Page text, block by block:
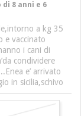
di 8 anni e 6
a kg 35
e vaccinato
i cani di
condividere
e’ arrivato
in sicilia,schivo